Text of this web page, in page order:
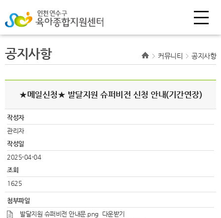
공지사항 커뮤니티 공지사항
★메일신청★ 발달지원 슈퍼비전 신청 안내(기간연장)
작성자
관리자
작성일
2025-04-04
조회
1625
첨부파일
발달지원 슈퍼비전 안내문.png 다운받기